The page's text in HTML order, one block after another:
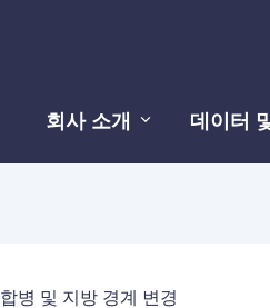
회사 소개 데이터
합병 및 지방 경계 변경